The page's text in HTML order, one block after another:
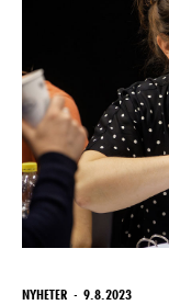
NYHETER 9.8.2023